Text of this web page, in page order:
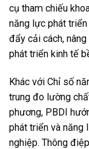
cụ tham chiếu
năng lực phát
đẩy cải cách,
phát triển kinh tế
Khác với Chỉ số
trung đo lường
phương, PBDI
phát triển và năng
nghiệp. Thông